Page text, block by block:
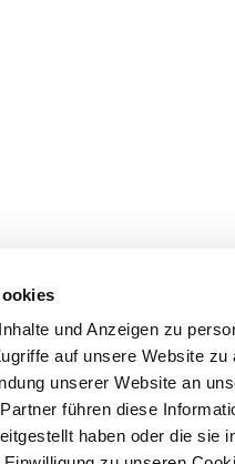
und Anzeigen zu
auf unsere Website
unserer Website an
führen diese
haben oder die sie